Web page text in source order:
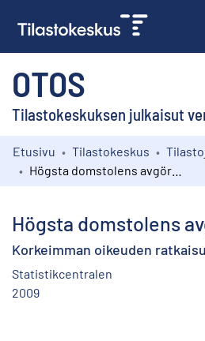
OTOS
Tilastokeskuksen julkaisut
Kokoelmat
Etusivu Tilastokeskus
Högsta domstolens
Korkeimman oikeuden
Statistikcentralen
2009